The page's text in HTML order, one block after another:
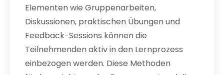
Elementen wie Gruppenarbeiten,
Diskussionen, praktischen Übungen und
Feedback-Sessions können die
Teilnehmenden aktiv in den Lernprozess
einbezogen werden. Diese Methoden